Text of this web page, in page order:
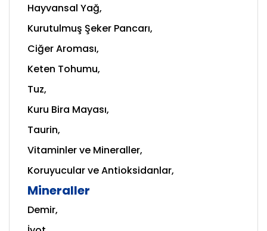
Hayvansal Yağ,
Kurutulmuş Şeker Pancarı,
Ciğer Aroması,
Keten Tohumu,
Tuz,
Kuru Bira Mayası,
Taurin,
Vitaminler ve Mineraller,
Koruyucular ve Antioksidanlar,
Mineraller
Demir,